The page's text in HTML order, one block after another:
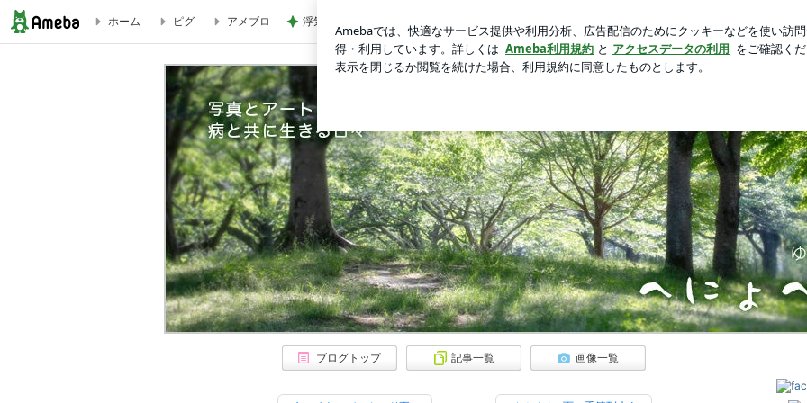
脱ペーパードライバーへの道。その6。実践・ガソリン満タン編。 | へにょへにょ日記［ゆるゆる田舎暮らしブログ］
ホーム ピグ アメブロ 浮気した夫の億する価値のパソコン
ブログトップ 記事一覧 画像一覧